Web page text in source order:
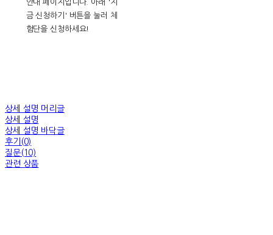
안내 페이지입니다. 아래 '지
금 신청하기' 버튼을 눌러 체
험단을 신청하세요!
상세 설명 머리글
상세 설명
상세 설명 바닥글
후기(0)
질문(10)
관련 상품